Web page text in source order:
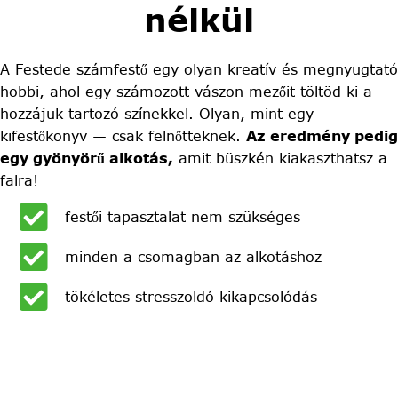
nélkül
A Festede számfestő egy olyan kreatív és megnyugtató
hobbi, ahol egy számozott vászon mezőit töltöd ki a
hozzájuk tartozó színekkel. Olyan, mint egy
kifestőkönyv — csak felnőtteknek. Az eredmény pedig
egy gyönyörű alkotás, amit büszkén kiakaszthatsz a
falra!
festői tapasztalat nem szükséges
minden a csomagban az alkotáshoz
tökéletes stresszoldó kikapcsolódás